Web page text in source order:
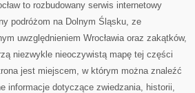
to rozbudowany serwis internetowy
podróżom na Dolnym Śląsku, ze
uwzględnieniem Wrocławia oraz zakątków,
niezwykle nieoczywistą mapę tej części
jest miejscem, w którym można znaleźć
informacje dotyczące zwiedzania, historii,